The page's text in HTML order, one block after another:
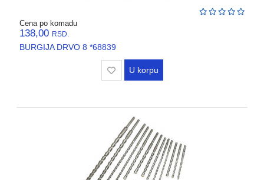
Cena po komadu
138,00 RSD.
BURGIJA DRVO 8 *68839
U korpu